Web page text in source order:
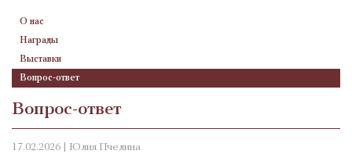
О нас
Награды
Выставки
Вопрос-ответ
Вопрос-ответ
17.02.2026 | Юлия Пчелина